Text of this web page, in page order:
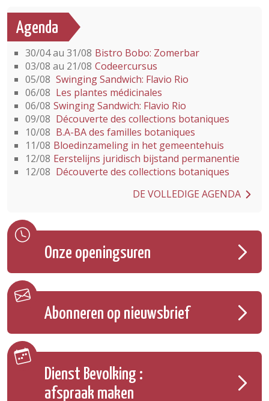
Agenda
30/04 au 31/08 Bistro Bobo: Zomerbar
03/08 au 21/08 Codeercursus
05/08 Swinging Sandwich: Flavio Rio
06/08 Les plantes médicinales
06/08 Swinging Sandwich: Flavio Rio
09/08 Découverte des collections botaniques
10/08 B.A-BA des familles botaniques
11/08 Bloedinzameling in het gemeentehuis
12/08 Eerstelijns juridisch bijstand permanentie
12/08 Découverte des collections botaniques
DE VOLLEDIGE AGENDA
Onze openingsuren
Abonneren op nieuwsbrief
Dienst Bevolking :
afspraak maken